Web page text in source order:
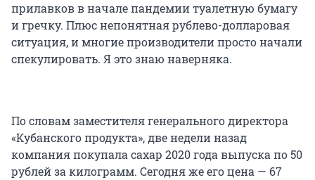
прилавков в начале пандемии туалетную бумагу
и гречку. Плюс непонятная рублево-долларовая
ситуация, и многие производители просто начали
спекулировать. Я это знаю наверняка.
По словам заместителя генерального директора
«Кубанского продукта», две недели назад
компания покупала сахар 2020 года выпуска по 50
рублей за килограмм. Сегодня же его цена — 67